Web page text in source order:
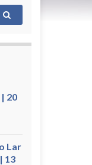
20
Lar
13